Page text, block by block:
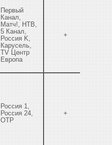
Первый
Канал,
Матч!, НТВ,
5 Канал,
Россия K,
Карусель,
TV Центр
Европа
+
Россия 1,
Россия 24,
ОТР
+